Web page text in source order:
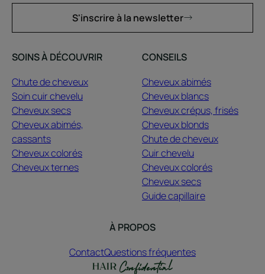
S'inscrire à la newsletter
SOINS À DÉCOUVRIR
Chute de cheveux
Soin cuir chevelu
Cheveux secs
Cheveux abimés,
cassants
Cheveux colorés
Cheveux ternes
CONSEILS
Cheveux abimés
Cheveux blancs
Cheveux crépus, frisés
Cheveux blonds
Chute de cheveux
Cuir chevelu
Cheveux colorés
Cheveux secs
Guide capillaire
À PROPOS
ContactQuestions fréquentes